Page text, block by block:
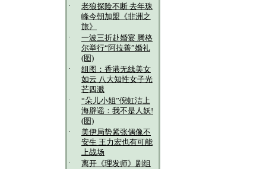
·
老狼探险不断 去年珠
峰今朝加盟《非洲之
旅》
·
一波三折赴婚宴 腾格
尔举行“阿拉善”婚礼
(图)
·
组图：香港无线美女
如云 八大知性女子光
芒四溅
·
“朵儿小姐”倪虹洁上
海辟谣：我不是人妖!
(图)
·
美伊局势紧张偶像不
安生 王力宏也有可能
上战场
·
离开《理发师》剧组